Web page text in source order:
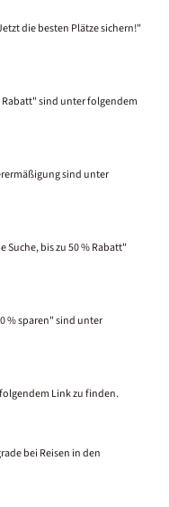
die besten Plätze sichern!"
Rabatt" sind unter folgendem
sind unter
Suche, bis zu 50 % Rabatt"
% sparen" sind unter
Link zu finden.
bei Reisen in den